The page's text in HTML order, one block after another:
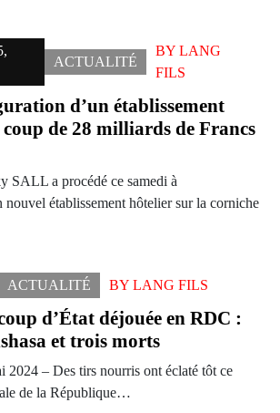
ACTUALITÉ
BY LANG
FILS
d’un établissement
de 28 milliards de Francs
SALL a procédé ce samedi à
nouvel établissement hôtelier sur la corniche
ACTUALITÉ BY LANG FILS
d’État déjouée en RDC :
et trois morts
2024 – Des tirs nourris ont éclaté tôt ce
de la République…